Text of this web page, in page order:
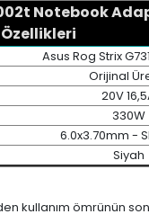
Notebook
Özellikleri
Asus Rog Strix
Orijinal
20V
330W
6.0x3.70mm -
Siyah
kullanım ömrünün